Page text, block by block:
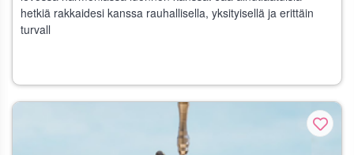
hetkiä rakkaidesi kanssa rauhallisella, yksityisellä ja erittäin
turvall